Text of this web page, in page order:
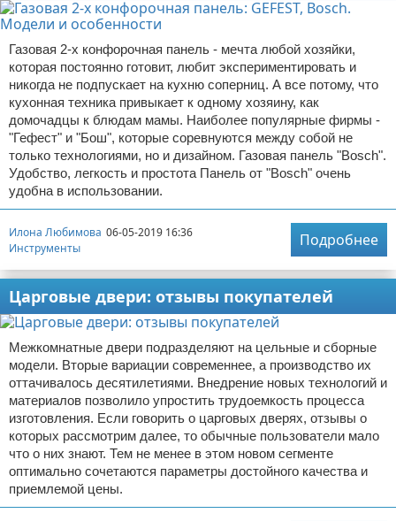
Газовая 2-х конфорочная панель - мечта любой хозяйки,
которая постоянно готовит, любит экспериментировать и
никогда не подпускает на кухню соперниц. А все потому, что
кухонная техника привыкает к одному хозяину, как
домочадцы к блюдам мамы. Наиболее популярные фирмы -
"Гефест" и "Бош", которые соревнуются между собой не
только технологиями, но и дизайном. Газовая панель "Bosch".
Удобство, легкость и простота Панель от "Bosch" очень
удобна в использовании.
Илона Любимова 06-05-2019 16:36
Инструменты
Подробнее
Царговые двери: отзывы покупателей
Межкомнатные двери подразделяют на цельные и сборные
модели. Вторые вариации современнее, а производство их
оттачивалось десятилетиями. Внедрение новых технологий и
материалов позволило упростить трудоемкость процесса
изготовления. Если говорить о царговых дверях, отзывы о
которых рассмотрим далее, то обычные пользователи мало
что о них знают. Тем не менее в этом новом сегменте
оптимально сочетаются параметры достойного качества и
приемлемой цены.